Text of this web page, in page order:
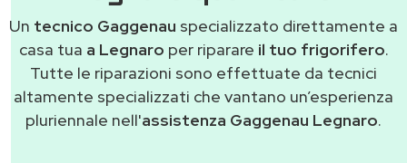
Un tecnico Gaggenau specializzato direttamente a
casa tua a Legnaro per riparare il tuo frigorifero.
Tutte le riparazioni sono effettuate da tecnici
altamente specializzati che vantano un’esperienza
pluriennale nell'assistenza Gaggenau Legnaro.